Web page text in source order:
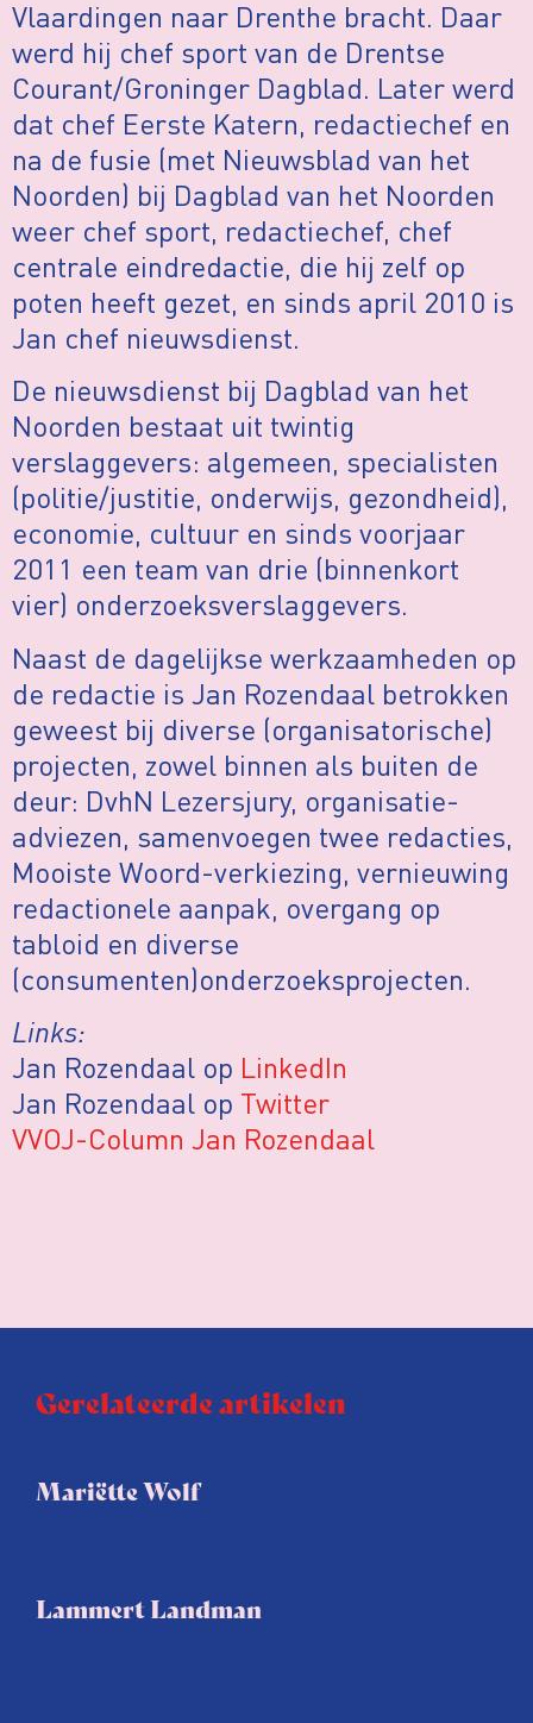
Vlaardingen naar Drenthe bracht. Daar
werd hij chef sport van de Drentse
Courant/Groninger Dagblad. Later werd
dat chef Eerste Katern, redactiechef en
na de fusie (met Nieuwsblad van het
Noorden) bij Dagblad van het Noorden
weer chef sport, redactiechef, chef
centrale eindredactie, die hij zelf op
poten heeft gezet, en sinds april 2010 is
Jan chef nieuwsdienst.
De nieuwsdienst bij Dagblad van het
Noorden bestaat uit twintig
verslaggevers: algemeen, specialisten
(politie/justitie, onderwijs, gezondheid),
economie, cultuur en sinds voorjaar
2011 een team van drie (binnenkort
vier) onderzoeksverslaggevers.
Naast de dagelijkse werkzaamheden op
de redactie is Jan Rozendaal betrokken
geweest bij diverse (organisatorische)
projecten, zowel binnen als buiten de
deur: DvhN Lezersjury, organisatie-
adviezen, samenvoegen twee redacties,
Mooiste Woord-verkiezing, vernieuwing
redactionele aanpak, overgang op
tabloid en diverse
(consumenten)onderzoeksprojecten.
Links:
Jan Rozendaal op LinkedIn
Jan Rozendaal op Twitter
VVOJ-Column Jan Rozendaal
Gerelateerde artikelen
Mariëtte Wolf
Lammert Landman